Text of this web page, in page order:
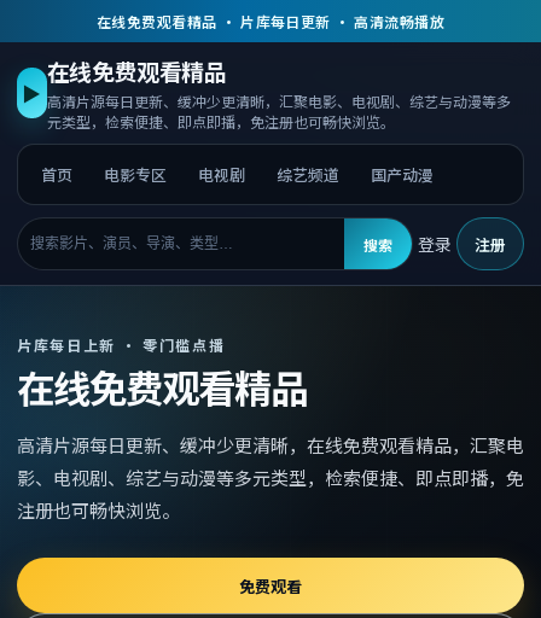
在线免费观看精品 · 片库每日更新 · 高清流畅播放
▶
在线免费观看精品
高清片源每日更新、缓冲少更清晰，汇聚电影、电视剧、综艺与动漫等多
元类型，检索便捷、即点即播，免注册也可畅快浏览。
首页 电影专区 电视剧 综艺频道 国产动漫
搜索 登录 注册
片库每日上新 · 零门槛点播
在线免费观看精品
高清片源每日更新、缓冲少更清晰， 在线免费观看精品， 汇聚电
影、电视剧、综艺与动漫等多元类型，检索便捷、即点即播，免
注册也可畅快浏览。
免费观看